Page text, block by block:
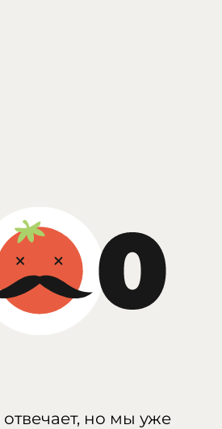
но мы уже